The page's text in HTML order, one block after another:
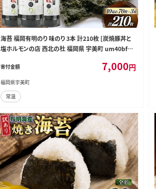
海苔 福岡有明のり 味のり 3本 計210枚 [炭焼豚丼と
塩ホルモンの店 西北の杜 福岡県 宇美町 um40bfw5
有明海苔 味付け 味付海苔 味付のり 味海苔 有明海産
一番摘み セット
寄付金額 7,000円
福岡県宇美町
常温